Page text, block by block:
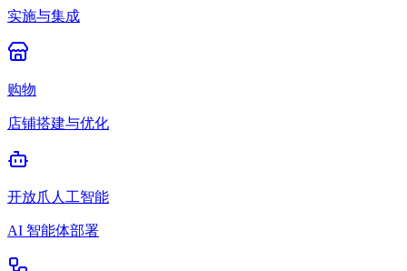
实施与集成
购物
店铺搭建与优化
开放爪人工智能
AI 智能体部署